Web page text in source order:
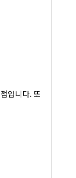
입니다. 또